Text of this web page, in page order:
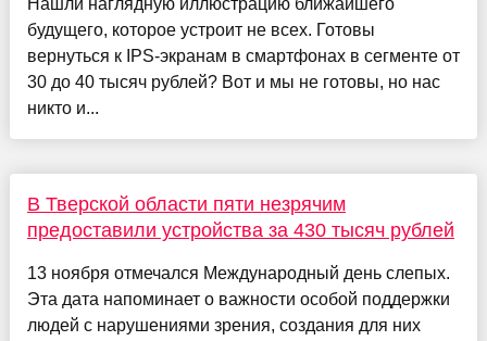
Нашли наглядную иллюстрацию ближайшего
будущего, которое устроит не всех. Готовы
вернуться к IPS-экранам в смартфонах в сегменте от
30 до 40 тысяч рублей? Вот и мы не готовы, но нас
никто и...
В Тверской области пяти незрячим
предоставили устройства за 430 тысяч рублей
13 ноября отмечался Международный день слепых.
Эта дата напоминает о важности особой поддержки
людей с нарушениями зрения, создания для них